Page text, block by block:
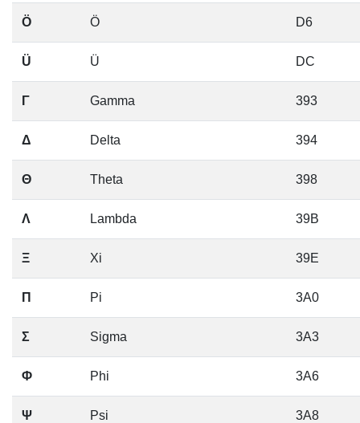
Ö Ö D6
Ü Ü DC
Γ Gamma 393
Δ Delta 394
Θ Theta 398
Λ Lambda 39B
Ξ Xi 39E
Π Pi 3A0
Σ Sigma 3A3
Φ Phi 3A6
Ψ Psi 3A8